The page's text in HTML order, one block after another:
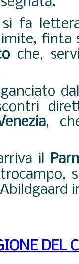
si fa
finta
che,
,
il
DEL